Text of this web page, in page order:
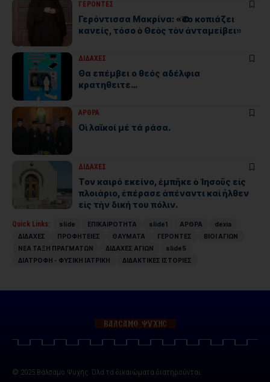
ΓΕΡΟΝΤΕΣ
Γερόντισσα Μακρίνα: «Ὅσο κοπιάζει
κανείς, τόσο ὁ Θεὸς τὸν ἀνταμείβει»
ΔΙΔΑΧΕΣ
Θα επέμβει ο θεός αδέλφια
κρατηθειτε…
ΑΡΘΡΑ
Οἱ λαϊκοί μέ τά ράσα.
ΔΙΔΑΧΕΣ
Τον καιρό εκείνο, ἐμπῆκε ὁ ᾿Ιησοῦς εἰς
πλοιάριο, ἐπέρασε ἀπέναντι καὶ ἦλθεν
εἰς τὴν δική του πόλιν.
Quick Links: slide ΕΠΙΚΑΙΡΟΤΗΤΑ slide1 ΑΡΘΡΑ
dexia
ΔΙΔΑΧΕΣ
ΠΡΟΦΗΤΕΙΕΣ ΘΑΥΜΑΤΑ ΓΕΡΟΝΤΕΣ
ΒΙΟΙ ΑΓΙΩΝ
ΝΕΑ ΤΑΞΗ ΠΡΑΓΜΑΤΩΝ
ΔΙΔΑΧΕΣ ΑΓΙΩΝ
slide5
ΔΙΑΤΡΟΦΗ - ΦΥΣΙΚΗ ΙΑΤΡΙΚΗ
ΔΙΔΑΚΤΙΚΕΣ ΙΣΤΟΡΙΕΣ
© 2025 Βάλσαμο Ψυχής. Όλα τα δικαιώματα διατηρούνται.